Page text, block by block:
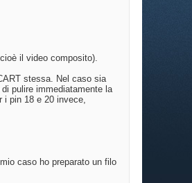
il video composito).
stessa. Nel caso sia
pulire immediatamente la
i pin 18 e 20 invece,
caso ho preparato un filo